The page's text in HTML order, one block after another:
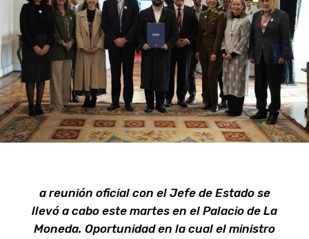
a reunión oficial con el Jefe de Estado se
llevó a cabo este martes en el Palacio de La
Moneda. Oportunidad en la cual el ministro